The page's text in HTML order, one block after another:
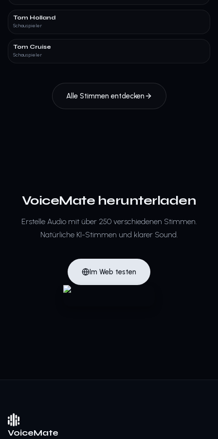
Tom Holland
Schauspieler
Tom Cruise
Schauspieler
Alle Stimmen entdecken
VoiceMate herunterladen
Erstelle Audio mit über 250 verschiedenen Stimmen.
Natürliche KI-Stimmen und klarer Sound.
Im Web testen
VoiceMate